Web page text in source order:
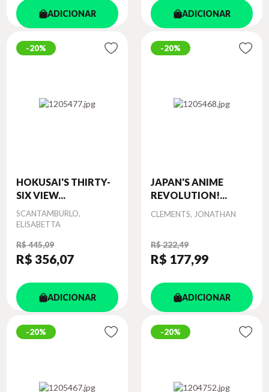
ADICIONAR ADICIONAR
20%
HOKUSAI'S THIRTY-
SIX VIEW...
Autor
SCANTAMBURLO,
ELISABETTA
R$ 445,09
R$ 356,07
ADICIONAR
20%
JAPAN'S ANIME
REVOLUTION!...
Autor
CLEMENTS, JONATHAN
R$ 222,49
R$ 177,99
ADICIONAR
20% 20%